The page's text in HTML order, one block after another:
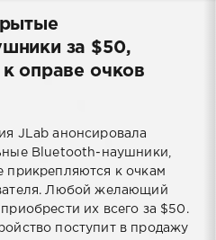
за $50,
оправе очков
JLab анонсировала
Bluetooth-наушники,
прикрепляются к очкам
Любой желающий
их всего за $50.
поступит в продажу